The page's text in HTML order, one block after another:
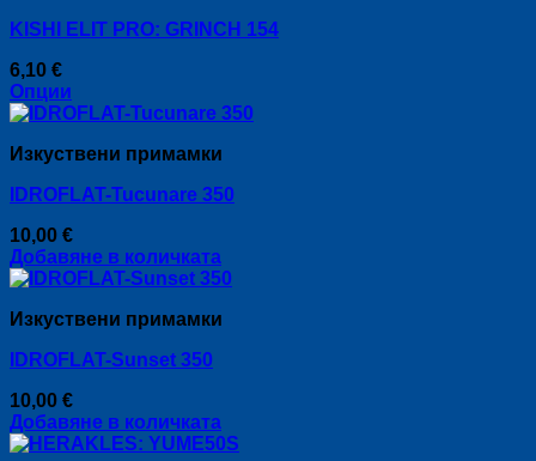
variants.
options
may
be
on
the
product
page
KISHI ELIT PRO: GRINCH 154
6,10 €
Опции
This
has
variants.
options
may
be
on
the
product
page
Изкуствени примамки
IDROFLAT-Tucunare 350
10,00 €
Добавяне в количката
Изкуствени примамки
IDROFLAT-Sunset 350
10,00 €
Добавяне в количката